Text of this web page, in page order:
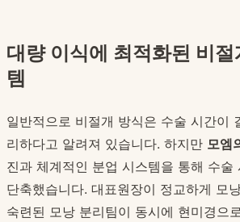
대량 이식에 최적화된 비
템
일반적으로 비절개 방식은 수술 시간이
리하다고 알려져 있습니다. 하지만 모엠
진과 체계적인 분업 시스템을 통해 수술
단축했습니다. 대표원장이 정교하게 모
숙련된 모낭 분리팀이 동시에 현미경으